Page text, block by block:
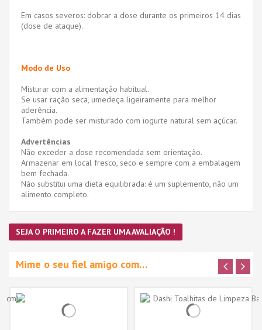
Em casos severos: dobrar a dose durante os primeiros 14 dias
(dose de ataque).
Modo de Uso
Misturar com a alimentação habitual.
Se usar ração seca, umedeça ligeiramente para melhor
aderência.
Também pode ser misturado com iogurte natural sem açúcar.
Advertências
Não exceder a dose recomendada sem orientação.
Armazenar em local fresco, seco e sempre com a embalagem
bem fechada.
Não substitui uma dieta equilibrada: é um suplemento, não um
alimento completo.
SEJA O PRIMEIRO A FAZER UMA AVALIAÇÃO !
Mime o seu fiel amigo com…